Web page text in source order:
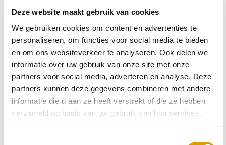
Deze website maakt gebruik van cookies
We gebruiken cookies om content en advertenties te
personaliseren, om functies voor social media te bieden
en om ons websiteverkeer te analyseren. Ook delen we
informatie over uw gebruik van onze site met onze
partners voor social media, adverteren en analyse. Deze
partners kunnen deze gegevens combineren met andere
informatie die u aan ze heeft verstrekt of die ze hebben
verzameld op basis van uw gebruik van hun services.
Tickets